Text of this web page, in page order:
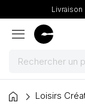
menu
Peintures
home Loisirs